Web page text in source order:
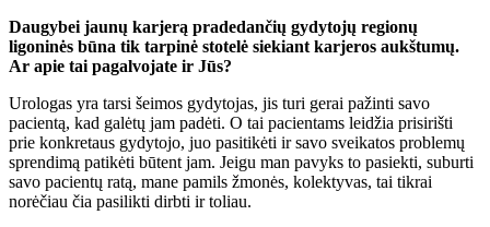
Daugybei jaunų karjerą pradedančių gydytojų regionų
ligoninės būna tik tarpinė stotelė siekiant karjeros aukštumų.
Ar apie tai pagalvojate ir Jūs?
Urologas yra tarsi šeimos gydytojas, jis turi gerai pažinti savo
pacientą, kad galėtų jam padėti. O tai pacientams leidžia prisirišti
prie konkretaus gydytojo, juo pasitikėti ir savo sveikatos problemų
sprendimą patikėti būtent jam. Jeigu man pavyks to pasiekti, suburti
savo pacientų ratą, mane pamils žmonės, kolektyvas, tai tikrai
norėčiau čia pasilikti dirbti ir toliau.